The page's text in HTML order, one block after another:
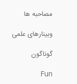
2:38مصاحبه ها
وبینارهای علمی
گوناگون
Fun